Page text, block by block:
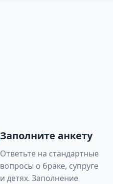
Заполните анкету
Ответьте на стандартные
вопросы о браке, супруге
и детях. Заполнение